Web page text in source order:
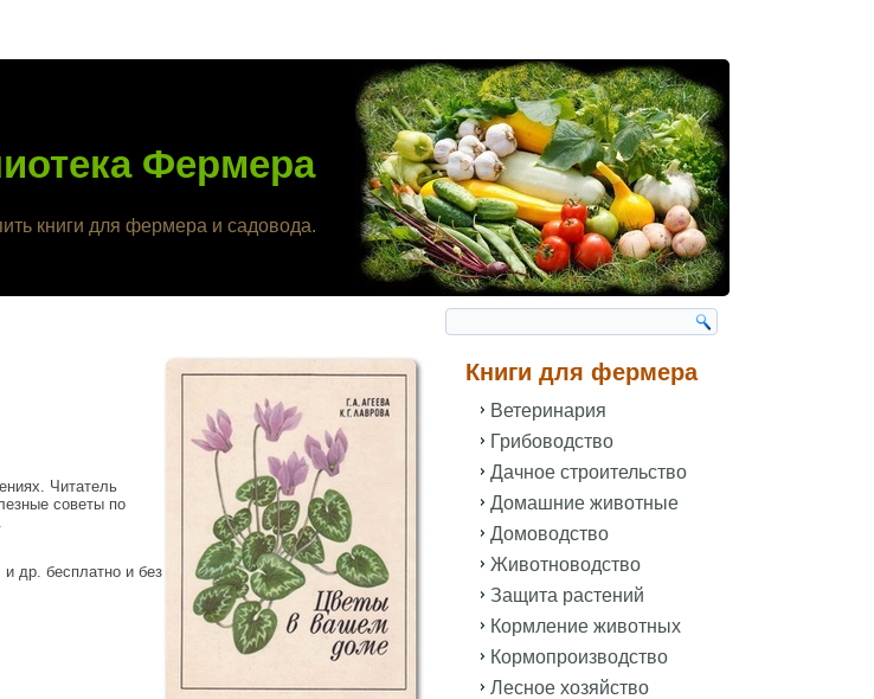
Фермера
книги для фермера и садовода.
Читатель
советы по
др. бесплатно и без
Книги для фермера
Ветеринария
Грибоводство
Дачное строительство
Домашние животные
Домоводство
Животноводство
Защита растений
Кормление животных
Кормопроизводство
Лесное хозяйство